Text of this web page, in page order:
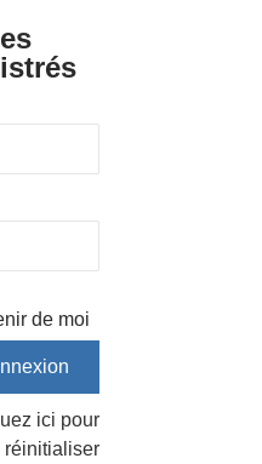
de moi
ici pour
réinitialiser